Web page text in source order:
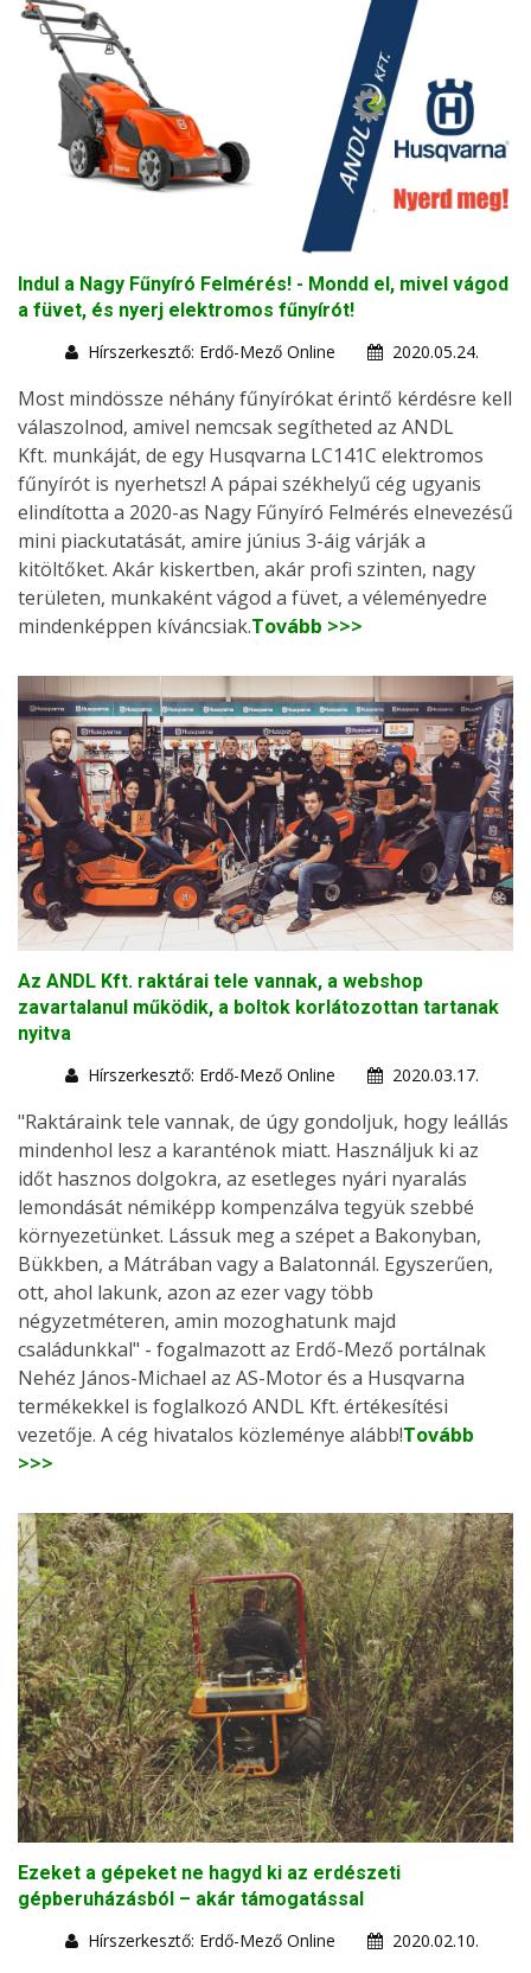
Indul a Nagy Fűnyíró Felmérés! - Mondd el, mivel vágod
a füvet, és nyerj elektromos fűnyírót!
Hírszerkesztő: Erdő-Mező Online
2020.05.24.
Most mindössze néhány fűnyírókat érintő kérdésre kell
válaszolnod, amivel nemcsak segítheted az ANDL
Kft. munkáját, de egy Husqvarna LC141C elektromos
fűnyírót is nyerhetsz! A pápai székhelyű cég ugyanis
elindította a 2020-as Nagy Fűnyíró Felmérés elnevezésű
mini piackutatását, amire június 3-áig várják a
kitöltőket. Akár kiskertben, akár profi szinten, nagy
területen, munkaként vágod a füvet, a véleményedre
mindenképpen kíváncsiak.Tovább >>>
Az ANDL Kft. raktárai tele vannak, a webshop
zavartalanul működik, a boltok korlátozottan tartanak
nyitva
Hírszerkesztő: Erdő-Mező Online
2020.03.17.
"Raktáraink tele vannak, de úgy gondoljuk, hogy leállás
mindenhol lesz a karanténok miatt. Használjuk ki az
időt hasznos dolgokra, az esetleges nyári nyaralás
lemondását némiképp kompenzálva tegyük szebbé
környezetünket. Lássuk meg a szépet a Bakonyban,
Bükkben, a Mátrában vagy a Balatonnál. Egyszerűen,
ott, ahol lakunk, azon az ezer vagy több
négyzetméteren, amin mozoghatunk majd
családunkkal" - fogalmazott az Erdő-Mező portálnak
Nehéz János-Michael az AS-Motor és a Husqvarna
termékekkel is foglalkozó ANDL Kft. értékesítési
vezetője. A cég hivatalos közleménye alább!Tovább
>>>
Ezeket a gépeket ne hagyd ki az erdészeti
gépberuházásból – akár támogatással
Hírszerkesztő: Erdő-Mező Online
2020.02.10.